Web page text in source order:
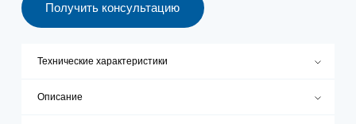
Получить консультацию
Технические характеристики
Описание